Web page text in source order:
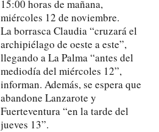
15:00 horas de mañana,
miércoles 12 de noviembre.
La borrasca Claudia “cruzará el
archipiélago de oeste a este”,
llegando a La Palma “antes del
mediodía del miércoles 12”,
informan. Además, se espera que
abandone Lanzarote y
Fuerteventura “en la tarde del
jueves 13”.